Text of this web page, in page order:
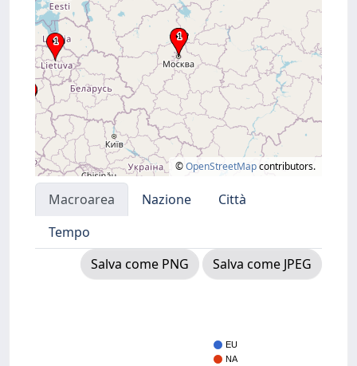
©OpenStreetMapcontributors.
Macroarea Nazione
Città
Tempo
Salva come PNG
Salva come JPEG
EU
NA